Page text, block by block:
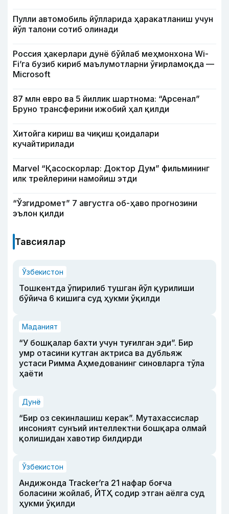
Пулли автомобиль йўлларида ҳаракатланиш учун
йўл талони сотиб олинади
Россия ҳакерлари дунё бўйлаб меҳмонхона Wi-
Fi’га бузиб кириб маълумотларни ўғирламоқда —
Microsoft
87 млн евро ва 5 йиллик шартнома: “Арсенал”
Бруно трансферини ижобий ҳал қилди
Хитойга кириш ва чиқиш қоидалари
кучайтирилади
Marvel “Қасоскорлар: Доктор Дум” фильмининг
илк трейлерини намойиш этди
“Ўзгидромет” 7 августга об-ҳаво прогнозини
эълон қилди
Тавсиялар
Ўзбекистон
Тошкентда ўпирилиб тушган йўл қурилиши
бўйича 6 кишига суд ҳукми ўқилди
Маданият
“У бошқалар бахти учун туғилган эди”. Бир
умр отасини кутган актриса ва дубльяж
устаси Римма Аҳмедованинг синовларга тўла
ҳаёти
Дунё
“Бир оз секинлашиш керак”. Мутахассислар
инсоният сунъий интеллектни бошқара олмай
қолишидан хавотир билдирди
Ўзбекистон
Андижонда Tracker’га 21 нафар боғча
боласини жойлаб, ЙТҲ содир этган аёлга суд
ҳукми ўқилди